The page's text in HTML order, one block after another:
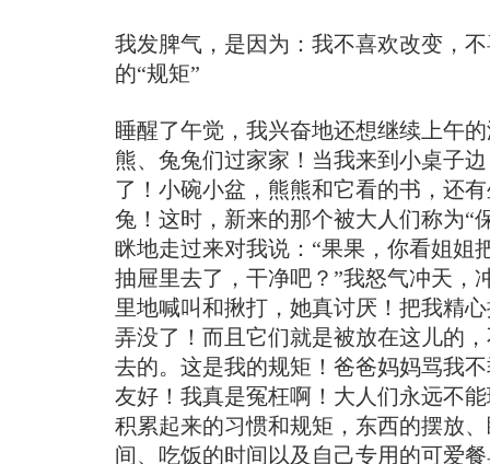
我发脾气，是因为：我不喜欢改变，
的“规矩”
睡醒了午觉，我兴奋地还想继续上午
熊、兔兔们过家家！当我来到小桌子
了！小碗小盆，熊熊和它看的书，还
兔！这时，新来的那个被大人们称为“
眯地走过来对我说：“果果，你看姐姐
抽屉里去了，干净吧？”我怒气冲天，
里地喊叫和揪打，她真讨厌！把我精
弄没了！而且它们就是被放在这儿的
去的。这是我的规矩！爸爸妈妈骂我
友好！我真是冤枉啊！大人们永远不
积累起来的习惯和规矩，东西的摆放
间、吃饭的时间以及自己专用的可爱